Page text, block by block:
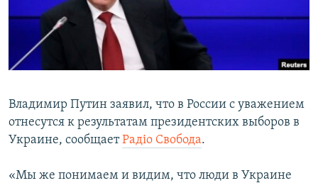
ПОБЕДИТЕЛЕЙ НЕ СУДЯТ?
КРЫМ.НЕПОКОРЕННЫЙ
ELIFBE
ПРИСОЕДИНЯЙТЕСЬ!
Все сайты RFE/RL
Владимир Путин заявил, что в России с уважением
отнесутся к результатам президентских выборов в
Украине, сообщаетРадiо Свобода.
«Мы же понимаем и видим, что люди в Украине